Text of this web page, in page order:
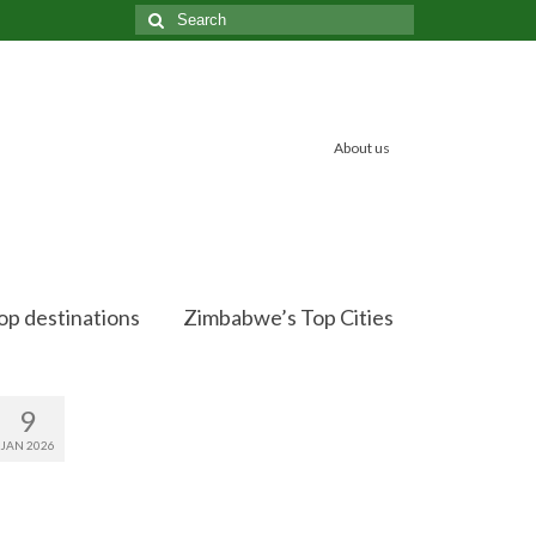
Search
for:
About us
destinations Zimbabwe’s Top Cities
9
JAN 2026